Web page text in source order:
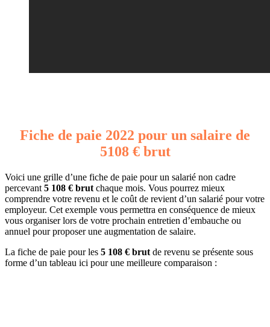
Fiche de paie 2022 pour un salaire de
5108 € brut
Voici une grille d’une fiche de paie pour un salarié non cadre
percevant 5 108 € brut chaque mois. Vous pourrez mieux
comprendre votre revenu et le coût de revient d’un salarié pour votre
employeur. Cet exemple vous permettra en conséquence de mieux
vous organiser lors de votre prochain entretien d’embauche ou
annuel pour proposer une augmentation de salaire.
La fiche de paie pour les 5 108 € brut de revenu se présente sous
forme d’un tableau ici pour une meilleure comparaison :